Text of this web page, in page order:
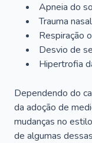
Apneia do
Trauma
Respiração
Desvio de
Hipertrofia
Dependendo do
da adoção de
mudanças no
de algumas